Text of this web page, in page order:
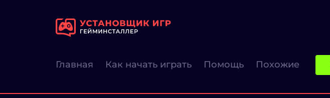
Главная Как начать играть Помощь Похожие